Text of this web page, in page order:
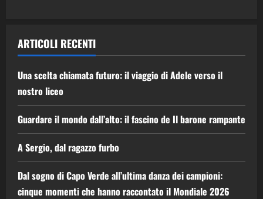
ARTICOLI RECENTI
Una scelta chiamata futuro: il viaggio di Adele verso il
nostro liceo
Guardare il mondo dall’alto: il fascino de Il barone rampante
A Sergio, dal ragazzo furbo
Dal sogno di Capo Verde all’ultima danza dei campioni:
cinque momenti che hanno raccontato il Mondiale 2026